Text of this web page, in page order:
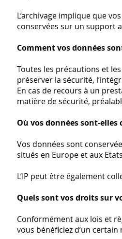
L’archivage implique que
conservées sur un support
Comment vos données
Toutes les précautions et
préserver la sécurité,
En cas de recours à un
matière de sécurité,
Où vos données sont-elles
Vos données sont
situés en Europe et aux
L’IP peut être également
Quels sont vos droits sur
Conformément aux lois et
vous bénéficiez d’un